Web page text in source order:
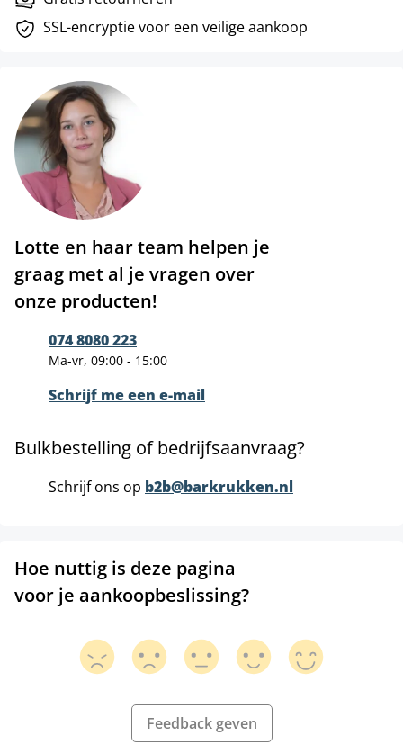
SSL-encryptie voor een veilige aankoop
Lotte en haar team helpen je
graag met al je vragen over
onze producten!
074 8080 223
Ma-vr, 09:00 - 15:00
Schrijf me een e-mail
Bulkbestelling of bedrijfsaanvraag?
Schrijf ons op b2b@barkrukken.nl
Hoe nuttig is deze pagina
voor je aankoopbeslissing?
Feedback geven